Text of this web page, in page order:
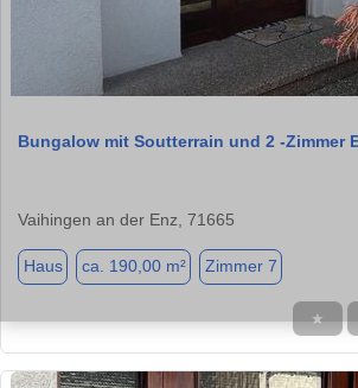
Bungalow mit Soutterrain und 2 -Zimmer
Vaihingen an der Enz, 71665
Haus ca. 190,00 m² Zimmer 7
★